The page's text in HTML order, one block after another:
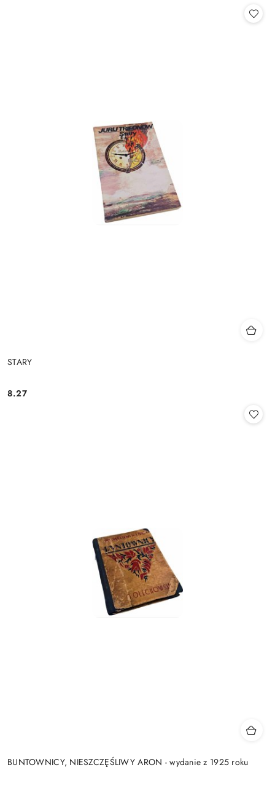
STARY
Cena:
8.27
BUNTOWNICY, NIESZCZĘŚLIWY ARON - wydanie z 1925 roku